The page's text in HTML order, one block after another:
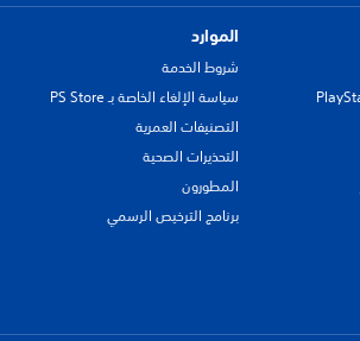
الموارد
شروط الخدمة
سياسة الإلغاء الخاصة بـ PS Store
التصنيفات العمرية
التحذيرات الصحية
المطورون
برنامج الترخيص الرسمي